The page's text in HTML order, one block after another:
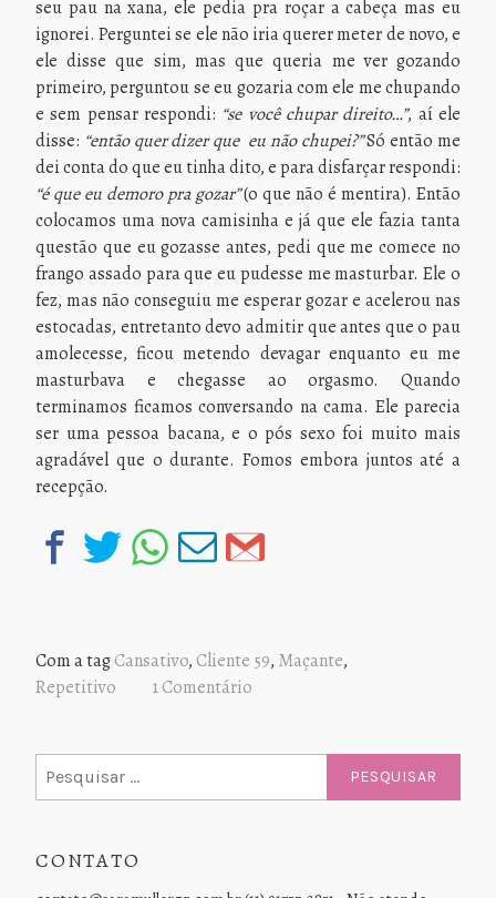
seu pau na xana, ele pedia pra roçar a cabeça mas eu
ignorei. Perguntei se ele não iria querer meter de novo, e
ele disse que sim, mas que queria me ver gozando
primeiro, perguntou se eu gozaria com ele me chupando
e sem pensar respondi: “se você chupar direito…”, aí ele
disse: “então quer dizer que eu não chupei?”Só então me
dei conta do que eu tinha dito, e para disfarçar respondi:
“é que eu demoro pra gozar”(o que não é mentira). Então
colocamos uma nova camisinha e já que ele fazia tanta
questão que eu gozasse antes, pedi que me comece no
frango assado para que eu pudesse me masturbar. Ele o
fez, mas não conseguiu me esperar gozar e acelerou nas
estocadas, entretanto devo admitir que antes que o pau
amolecesse, ficou metendo devagar enquanto eu me
masturbava e chegasse ao orgasmo. Quando
terminamos ficamos conversando na cama. Ele parecia
ser uma pessoa bacana, e o pós sexo foi muito mais
agradável que o durante. Fomos embora juntos até a
recepção.
Com a tagCansativo, Cliente 59, Maçante,
Repetitivo
1 Comentário
por:
CONTATO